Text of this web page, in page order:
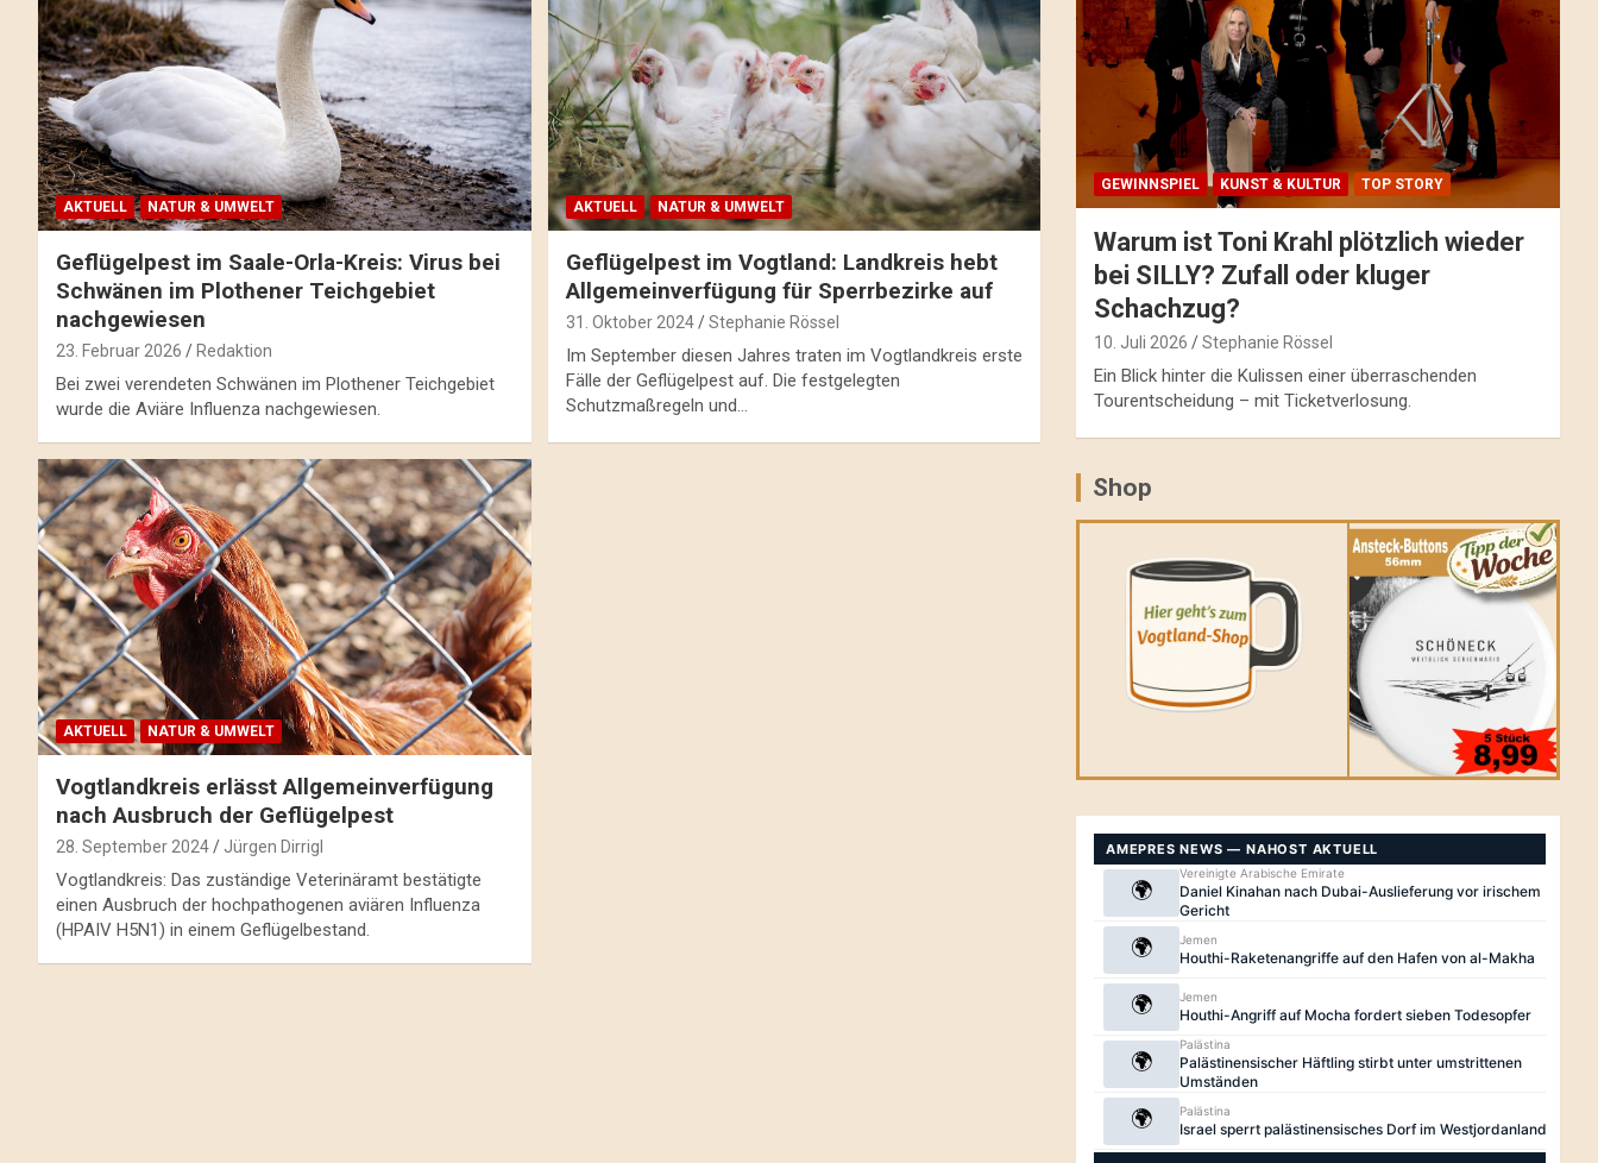
AKTUELL NATUR & UMWELT
Geflügelpest im Saale-Orla-Kreis: Virus bei
Schwänen im Plothener Teichgebiet
nachgewiesen
23. Februar 2026 Redaktion
Bei zwei verendeten Schwänen im Plothener Teichgebiet
wurde die Aviäre Influenza nachgewiesen.
AKTUELL NATUR & UMWELT
Geflügelpest im Vogtland: Landkreis hebt
Allgemeinverfügung für Sperrbezirke auf
31. Oktober 2024 Stephanie Rössel
Im September diesen Jahres traten im Vogtlandkreis erste
Fälle der Geflügelpest auf. Die festgelegten
Schutzmaßregeln und…
AKTUELL NATUR & UMWELT
Vogtlandkreis erlässt Allgemeinverfügung
nach Ausbruch der Geflügelpest
28. September 2024 Jürgen Dirrigl
Vogtlandkreis: Das zuständige Veterinäramt bestätigte
einen Ausbruch der hochpathogenen aviären Influenza
(HPAIV H5N1) in einem Geflügelbestand.
GEWINNSPIEL KUNST & KULTUR TOP STORY
Warum ist Toni Krahl plötzlich wieder
bei SILLY? Zufall oder kluger
Schachzug?
10. Juli 2026 Stephanie Rössel
Ein Blick hinter die Kulissen einer überraschenden
Tourentscheidung – mit Ticketverlosung.
Shop